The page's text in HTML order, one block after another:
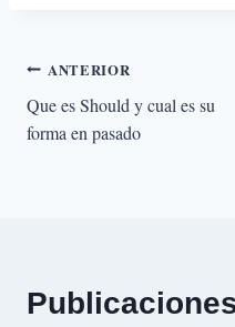
Navegación
de
ANTERIOR
Que es Should y cual es su
forma en pasado